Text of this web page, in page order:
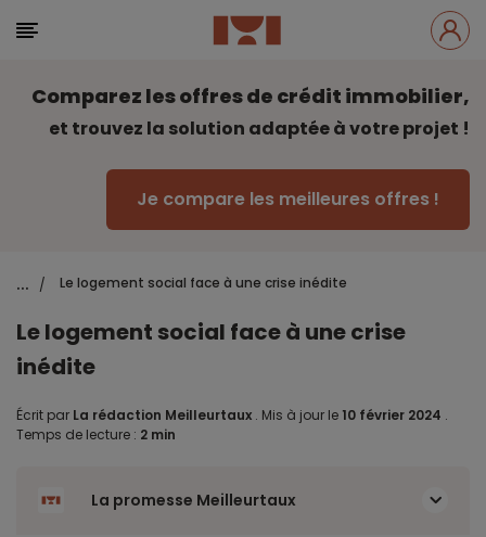
Comparez les offres de crédit immobilier,
et trouvez la solution adaptée à votre projet !
Je compare les meilleures offres !
... / Le logement social face à une crise inédite
Le logement social face à une crise
inédite
Écrit par La rédaction Meilleurtaux . Mis à jour le 10 février 2024 .
Temps de lecture : 2 min
La promesse Meilleurtaux